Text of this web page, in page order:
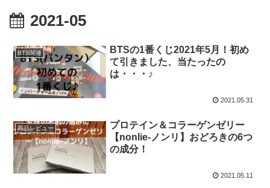
2021-05
BTS関連
BTSの1番くじ2021年5月！初め
て引きました、当たったの
は・・・♪
2021.05.31
商品レビュー
プロテイン＆コラーゲンゼリー
【nonlie-ノンリ】おどろきの6つ
の成分！
2021.05.11